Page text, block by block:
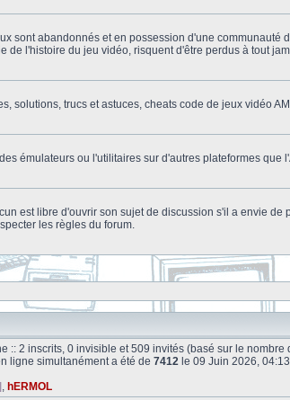
sont abandonnés et en possession d'une
de l'histoire du jeu vidéo, risquent d'être perdus à tout
solutions, trucs et astuces, cheats code de jeux vidéo
émulateurs ou l'utilitaires sur d'autres plateformes que
est libre d'ouvrir son sujet de discussion s'il a envie
les règles du forum.
:: 2 inscrits, 0 invisible et 509 invités (basé sur le nombre
ligne simultanément a été de 7412 le 09 Juin 2026, 04:13
, hERMOL